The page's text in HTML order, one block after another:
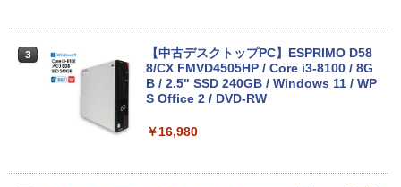
B/1TB選択可 13.3型 軽量 モバイル ビジ
ネス 在宅勤務 学生向け
￥12,980
3
【中古デスクトップPC】ESPRIMO D58
8/CX FMVD4505HP / Core i3-8100 / 8G
B / 2.5" SSD 240GB / Windows 11 / WP
S Office 2 / DVD-RW
￥16,980